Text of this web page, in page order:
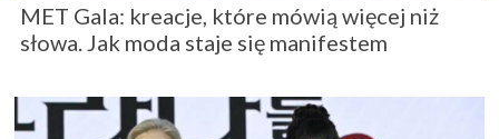
MET Gala: kreacje, które mówią więcej niż
słowa. Jak moda staje się manifestem